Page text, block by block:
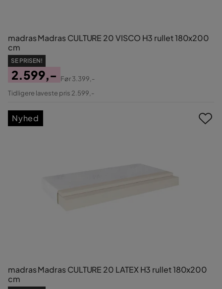
madras Madras CULTURE 20 VISCO H3 rullet 180x200
cm
SE PRISEN!
Pris
2.599,-
Original
Før3.399,-
Tidligere laveste pris 2.599,-
madras Madras CULTURE 20 LATEX H3 rullet 180x200
cm
Nyhed